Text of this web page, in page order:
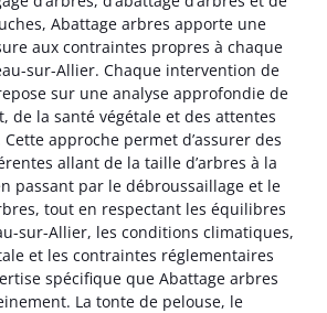
Abattage arbres apporte une
aux contraintes propres à chaque
sur-Allier. Chaque intervention de
sur une analyse approfondie de
de la santé végétale et des attentes
approche permet d’assurer des
allant de la taille d’arbres à la
passant par le débroussaillage et le
tout en respectant les équilibres
sur-Allier, les conditions climatiques,
et les contraintes réglementaires
spécifique que Abattage arbres
La tonte de pelouse, le